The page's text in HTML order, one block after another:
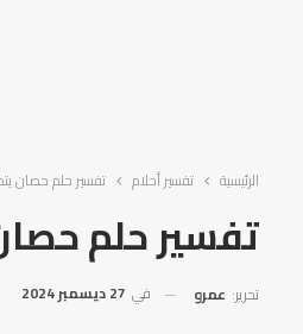
الرئيسية تفسير أحلام تفسير حلم حصان
تفسير حلم
تحرير: عمرو في 27 ديسمبر 2024